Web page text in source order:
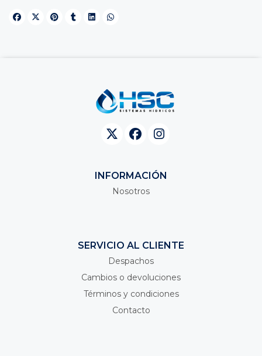
INFORMACIÓN
Nosotros
SERVICIO AL CLIENTE
Despachos
Cambios o devoluciones
Términos y condiciones
Contacto